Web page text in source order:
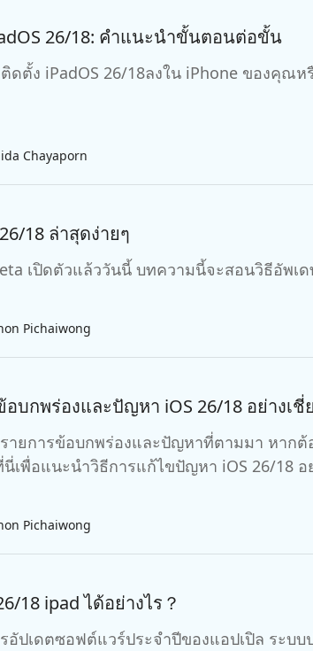
26/18: คำแนะนำขั้นตอนต่อขั้น
ตั้ง iPadOS 26/18ลงใน iPhone ของคุณ
Chayaporn
18 ล่าสุดง่ายๆ
เปิดตัวแล้ววันนี้ บทความนี้จะสอนวิธีอัพเ
Pichaiwong
บกพร่องและปัญหา iOS 26/18 อย่างเ
ยการข้อบกพร่องและปัญหาที่ตามมา หากต้องกา
เรามีบทความนี้ที่นี่เพื่อแนะนำวิธีการ
Pichaiwong
18 ipad ได้อย่างไร？
ปเดตซอฟต์แวร์ประจำปีของแอปเปิล ระบบ